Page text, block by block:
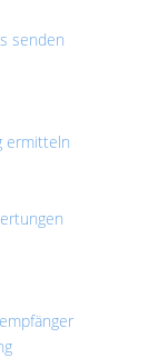
senden
ermitteln